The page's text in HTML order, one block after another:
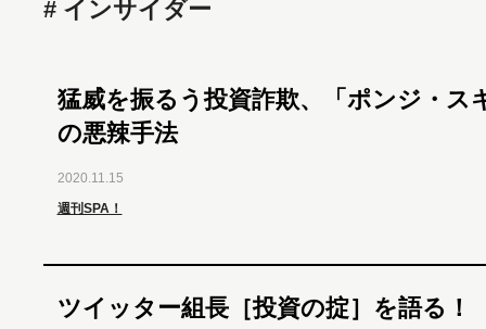
インサイダー
猛威を振るう投資詐欺、「ポンジ・ス
の悪辣手法
2020.11.15
週刊SPA！
ツイッター組長［投資の掟］を語る！